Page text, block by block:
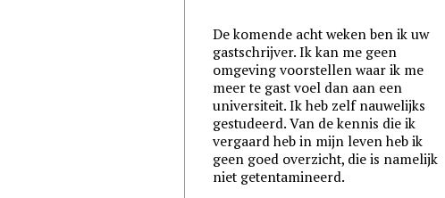
De komende acht weken ben ik uw
gastschrijver. Ik kan me geen
omgeving voorstellen waar ik me
meer te gast voel dan aan een
universiteit. Ik heb zelf nauwelijks
gestudeerd. Van de kennis die ik
vergaard heb in mijn leven heb ik
geen goed overzicht, die is namelijk
niet getentamineerd.